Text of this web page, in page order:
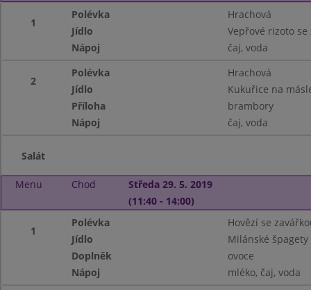
1
Polévka
Hrachová
Jídlo
Vepřové rizoto
Nápoj
čaj, voda
2
Polévka
Hrachová
Jídlo
Kukuřice na
Příloha
brambory
Nápoj
čaj, voda
Salát
Menu Chod
Středa 29. 5. 2019
(11:40 - 14:00)
1
Polévka
Hovězí se
Jídlo
Milánské
Doplněk
ovoce
Nápoj
mléko, čaj, voda